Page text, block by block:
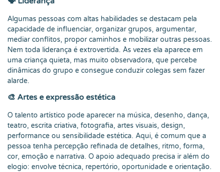
Algumas pessoas com altas habilidades se destacam pela
capacidade de influenciar, organizar grupos, argumentar,
mediar conflitos, propor caminhos e mobilizar outras pessoas.
Nem toda liderança é extrovertida. Às vezes ela aparece em
uma criança quieta, mas muito observadora, que percebe
dinâmicas do grupo e consegue conduzir colegas sem fazer
alarde.
🎨 Artes e expressão estética
O talento artístico pode aparecer na música, desenho, dança,
teatro, escrita criativa, fotografia, artes visuais, design,
performance ou sensibilidade estética. Aqui, é comum que a
pessoa tenha percepção refinada de detalhes, ritmo, forma,
cor, emoção e narrativa. O apoio adequado precisa ir além do
elogio: envolve técnica, repertório, oportunidade e orientação.